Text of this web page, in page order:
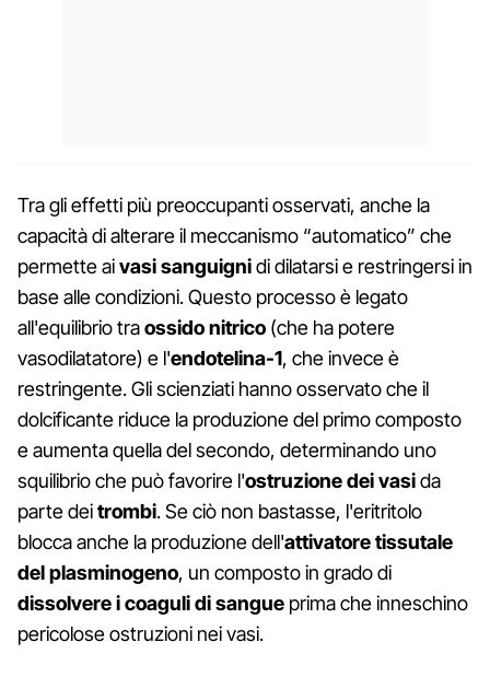
Tra gli effetti più preoccupanti osservati, anche la
capacità di alterare il meccanismo “automatico” che
permette aivasi sanguignidi dilatarsi e restringersi in
base alle condizioni. Questo processo è legato
all'equilibrio traossido nitrico (che ha potere
vasodilatatore) e l'endotelina-1, che invece è
restringente. Gli scienziati hanno osservato che il
dolcificante riduce la produzione del primo composto
e aumenta quella del secondo, determinando uno
squilibrio che può favorire l'ostruzione dei vasida
parte deitrombi. Se ciò non bastasse, l'eritritolo
blocca anche la produzione dell'attivatore tissutale
del plasminogeno, un composto in grado di
dissolvere i coaguli di sangue prima che inneschino
pericolose ostruzioni nei vasi.